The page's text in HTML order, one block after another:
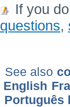
If you
questions,
See also
English
Português